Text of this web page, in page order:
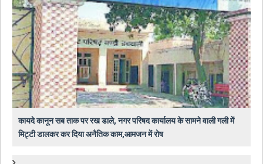
कायदे कानून सब ताक पर रख डाले, नगर परिषद कार्यालय के सामने वाली गली में
मिट्टी डालकर कर दिया अनैतिक काम,आमजन में रोष